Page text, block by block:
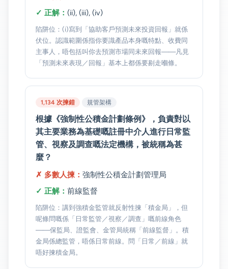
✓ 正解： (ii), (iii), (iv)
陷阱位：(i)寫到「協助客戶預測未來投資回報」就係
伏位。認識範圍係指你要識產品本身嘅特點、收費同
主事人，唔包括叫你去預測市場同未來回報——凡見
「預測未來表現／回報」基本上都係要剔走嗰條。
1,134 次揀錯 規管架構
根據《強制性公積金計劃條例》，負責對以
其主要業務為基礎嘅註冊中介人進行日常監
管、視察及調查嘅法定機構，被統稱為甚
麼？
✗ 多數人揀： 強制性公積金計劃管理局
✓ 正解： 前線監督
陷阱位：講到強積金監管就反射性揀「積金局」，但
呢條問嘅係「日常監管／視察／調查」嘅前線角色
——保監局、證監會、金管局統稱「前線監督」。積
金局係總監管，唔係日常前線。問「日常／前線」就
唔好揀積金局。